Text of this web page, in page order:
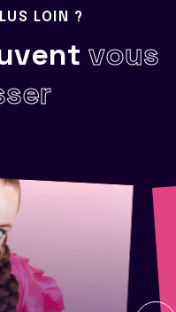
LOIN ?
vous